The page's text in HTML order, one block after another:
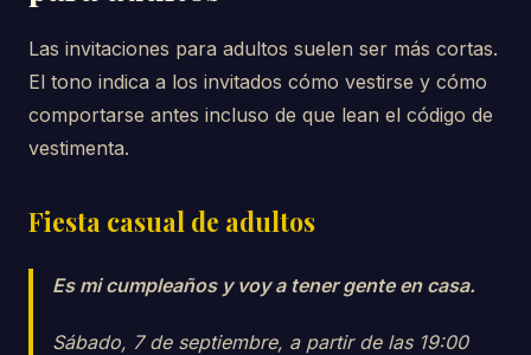
Las invitaciones para adultos suelen ser más cortas.
El tono indica a los invitados cómo vestirse y cómo
comportarse antes incluso de que lean el código de
vestimenta.
Fiesta casual de adultos
Es mi cumpleaños y voy a tener gente en casa.
Sábado, 7 de septiembre, a partir de las 19:00